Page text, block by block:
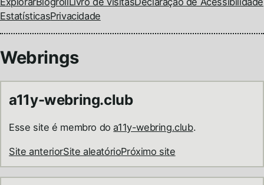
EstatísticasPrivacidade
Webrings
a11y-webring.club
Esse site é membro doa11y-webring.club.
Site anteriorSite aleatórioPróximo site